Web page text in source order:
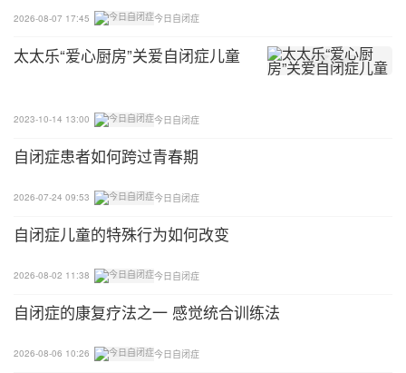
2026-08-07 17:45 今日自闭症
太太乐“爱心厨房”关爱自闭症儿童
2023-10-14 13:00 今日自闭症
自闭症患者如何跨过青春期
2026-07-24 09:53 今日自闭症
自闭症儿童的特殊行为如何改变
2026-08-02 11:38 今日自闭症
自闭症的康复疗法之一 感觉统合训练法
2026-08-06 10:26 今日自闭症